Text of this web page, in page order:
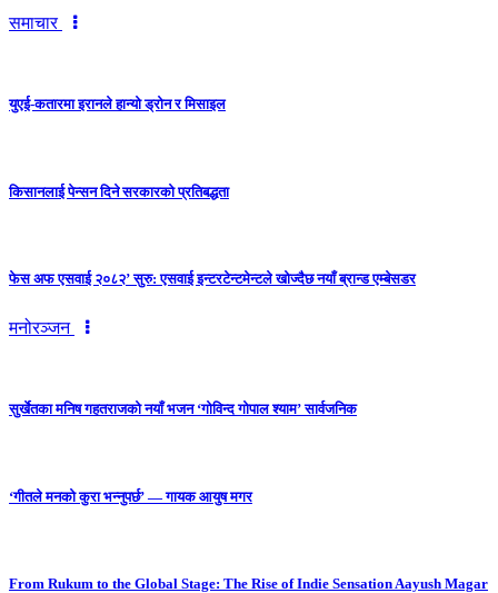
समाचार
युएई-कतारमा इरानले हान्यो ड्रोन र मिसाइल
किसानलाई पेन्सन दिने सरकारको प्रतिबद्धता
फेस अफ एसवाई २०८२’ सुरु: एसवाई इन्टरटेन्टमेन्टले खोज्दैछ नयाँ ब्रान्ड एम्बेसडर
मनोरञ्जन
सुर्खेतका मनिष गहतराजको नयाँ भजन ‘गोविन्द गोपाल श्याम’ सार्वजनिक
‘गीतले मनको कुरा भन्नुपर्छ’ — गायक आयुष मगर
From Rukum to the Global Stage: The Rise of Indie Sensation Aayush Magar